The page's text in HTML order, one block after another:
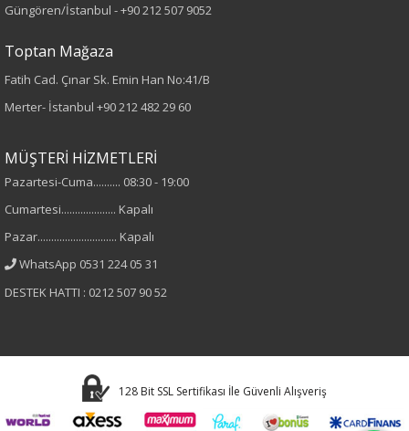
Desenli
Kumaş
Cinsiyet
Kadın
Truvakar Kol
Güngören/İstanbul -+90 212 507 9052
Toptan Mağaza
Fatih Cad. Çınar Sk. Emin Han No:41/B
Merter- İstanbul +90 212 482 29 60
MÜŞTERİ HİZMETLERİ
Pazartesi-Cuma.......... 08:30 - 19:00
Cumartesi.................... Kapalı
Pazar............................. Kapalı
WhatsApp 0531 224 05 31
DESTEK HATTI : 0212 507 90 52
128 Bit SSL Sertifikası İle Güvenli Alışveriş